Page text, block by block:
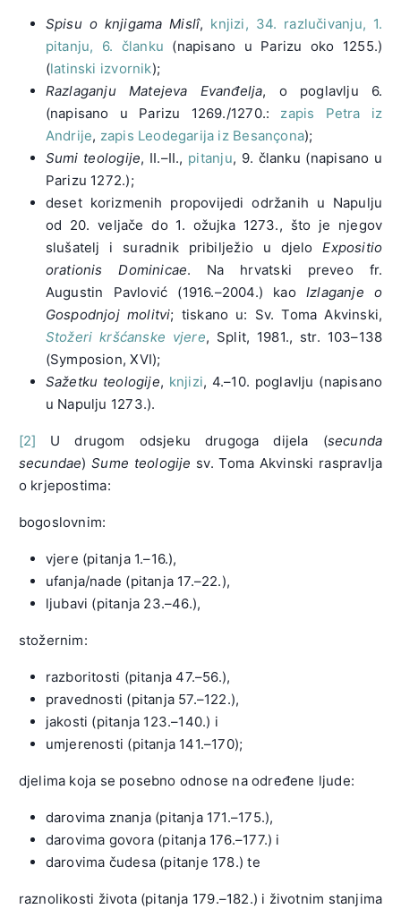
Spisu o knjigama Mislî, knjizi, 34. razlučivanju, 1.
pitanju, 6. članku (napisano u Parizu oko 1255.)
(latinski izvornik);
Razlaganju Matejeva Evanđelja, o poglavlju 6.
(napisano u Parizu 1269./1270.: zapis Petra iz
Andrije, zapis Leodegarija iz Besançona);
Sumi teologije, II.–II., pitanju, 9. članku (napisano u
Parizu 1272.);
deset korizmenih propovijedi održanih u Napulju
od 20. veljače do 1. ožujka 1273., što je njegov
slušatelj i suradnik pribilježio u djeloExpositio
orationis Dominicae. Na hrvatski preveo fr.
Augustin Pavlović (1916.–2004.) kao Izlaganje o
Gospodnjoj molitvi; tiskano u: Sv. Toma Akvinski,
Stožeri kršćanske vjere, Split, 1981., str. 103–138
(Symposion, XVI);
Sažetku teologije, knjizi, 4.–10. poglavlju (napisano
u Napulju 1273.).
[2] U drugom odsjeku drugoga dijela (secunda
secundae)Sume teologije sv. Toma Akvinski raspravlja
o krjepostima:
bogoslovnim:
vjere (pitanja 1.–16.),
ufanja/nade (pitanja 17.–22.),
ljubavi (pitanja 23.–46.),
stožernim:
razboritosti (pitanja 47.–56.),
pravednosti (pitanja 57.–122.),
jakosti (pitanja 123.–140.) i
umjerenosti (pitanja 141.–170);
djelima koja se posebno odnose na određene ljude:
darovima znanja (pitanja 171.–175.),
darovima govora (pitanja 176.–177.) i
darovima čudesa (pitanje 178.) te
raznolikosti života (pitanja 179.–182.) i životnim stanjima